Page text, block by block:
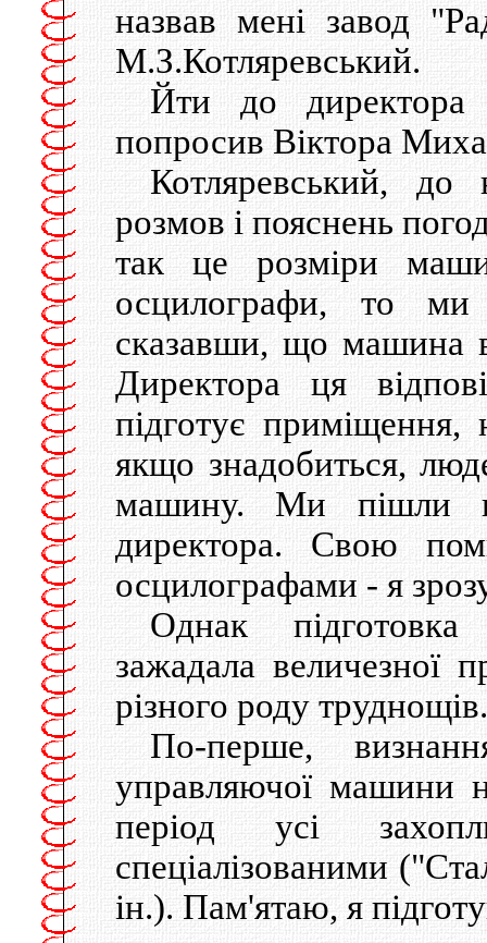
назвав мені завод
М.З.Котляревський.
Йти до
попросив Віктора
Котляревський, до
розмов і пояснень
так це розміри
осцилографи, то
сказавши, що машина
Директора ця
підготує приміщення,
якщо знадобиться,
машину. Ми пішли в
директора. Свою
осцилографами - я
Однак
зажадала величезної
різного роду труднощів.
По-перше,
управляючої
період усі
спеціалізованими
ін.). Пам'ятаю, я